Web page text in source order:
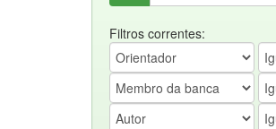
Filtros correntes: